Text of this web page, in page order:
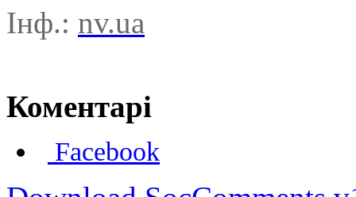
Інф.: nv.ua
Коментарі
Facebook